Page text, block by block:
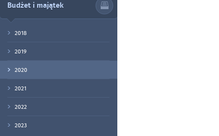
Budżet i majątek
2018
2019
2020
2021
2022
2023